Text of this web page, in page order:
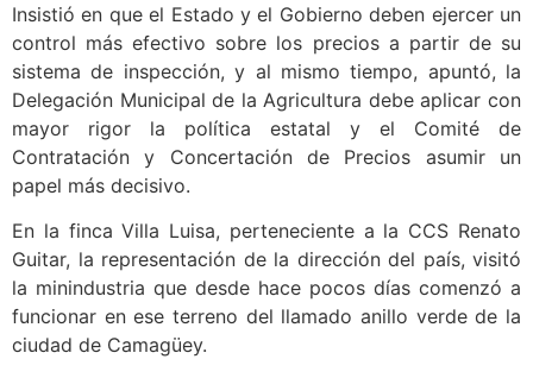
Insistió en que el Estado y el Gobierno deben ejercer un
control más efectivo sobre los precios a partir de su
sistema de inspección, y al mismo tiempo, apuntó, la
Delegación Municipal de la Agricultura debe aplicar con
mayor rigor la política estatal y el Comité de
Contratación y Concertación de Precios asumir un
papel más decisivo.
En la finca Villa Luisa, perteneciente a la CCS Renato
Guitar, la representación de la dirección del país, visitó
la minindustria que desde hace pocos días comenzó a
funcionar en ese terreno del llamado anillo verde de la
ciudad de Camagüey.